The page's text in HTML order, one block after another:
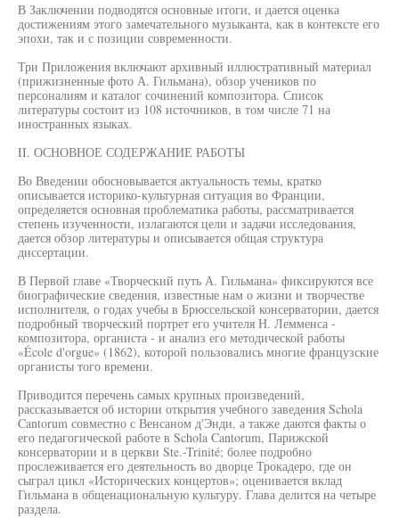
В Заключении подводятся основные итоги, и дается оценка
достижениям этого замечательного музыканта, как в контексте его
эпохи, так и с позиции современности.
Три Приложения включают архивный иллюстративный материал
(прижизненные фото А. Гильмана), обзор учеников по
персоналиям и каталог сочинений композитора. Список
литературы состоит из 108 источников, в том числе 71 на
иностранных языках.
II. ОСНОВНОЕ СОДЕРЖАНИЕ РАБОТЫ
Во Введении обосновывается актуальность темы, кратко
описывается историко-культурная ситуация во Франции,
определяется основная проблематика работы, рассматривается
степень изученности, излагаются цели и задачи исследования,
дается обзор литературы и описывается общая структура
диссертации.
В Первой главе «Творческий путь А. Гильмана» фиксируются все
биографические сведения, известные нам о жизни и творчестве
исполнителя, о годах учебы в Брюссельской консерватории, дается
подробный творческий портрет его учителя Н. Лемменса -
композитора, органиста - и анализ его методической работы
«École d'orgue» (1862), которой пользовались многие французские
органисты того времени.
Приводится перечень самых крупных произведений,
рассказывается об истории открытия учебного заведения Schola
Cantorum совместно с Венсаном д'Энди, а также даются факты о
его педагогической работе в Schola Cantorum, Парижской
консерватории и в церкви Ste.-Trinité; более подробно
прослеживается его деятельность во дворце Трокадеро, где он
сыграл цикл «Исторических концертов»; оценивается вклад
Гильмана в общенациональную культуру. Глава делится на четыре
раздела.